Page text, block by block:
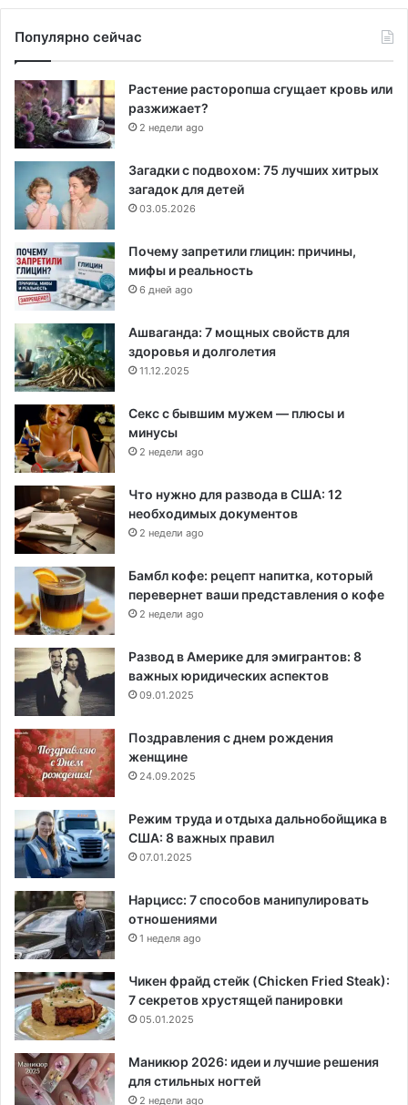
Популярно сейчас
Растение расторопша сгущает кровь или
разжижает?
2 недели ago
Загадки с подвохом: 75 лучших хитрых
загадок для детей
03.05.2026
Почему запретили глицин: причины,
мифы и реальность
6 дней ago
Ашваганда: 7 мощных свойств для
здоровья и долголетия
11.12.2025
Секс с бывшим мужем — плюсы и
минусы
2 недели ago
Что нужно для развода в США: 12
необходимых документов
2 недели ago
Бамбл кофе: рецепт напитка, который
перевернет ваши представления о кофе
2 недели ago
Развод в Америке для эмигрантов: 8
важных юридических аспектов
09.01.2025
Поздравления с днем рождения
женщине
24.09.2025
Режим труда и отдыха дальнобойщика в
США: 8 важных правил
07.01.2025
Нарцисс: 7 способов манипулировать
отношениями
1 неделя ago
Чикен фрайд стейк (Chicken Fried Steak):
7 секретов хрустящей панировки
05.01.2025
Маникюр 2026: идеи и лучшие решения
для стильных ногтей
2 недели ago